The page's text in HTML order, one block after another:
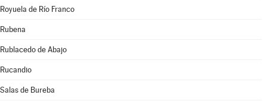
Royuela de Río Franco
Rubena
Rublacedo de Abajo
Rucandio
Salas de Bureba